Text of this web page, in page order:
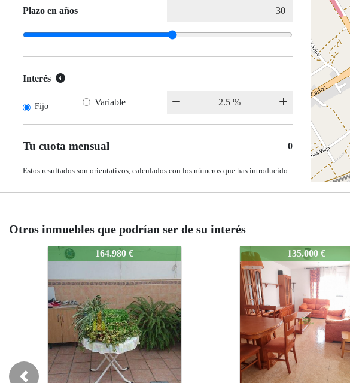
Plazo en años
Interés
Fijo Variable
Tu cuota mensual 0
Estos resultados son orientativos, calculados con los números que has introducido.
Otros inmuebles que podrían ser de su interés
499-Pisodedosdormitorios
135.000 € 499- 79.900 €